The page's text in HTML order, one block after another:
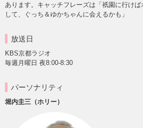
あります。キャッチフレーズは「祇園に行け
して、ぐっち＆ゆかちゃんに会えるかも」
放送日
KBS京都ラジオ
毎週月曜日 夜8:00-8:30
パーソナリティ
堀内圭三（ホリー）